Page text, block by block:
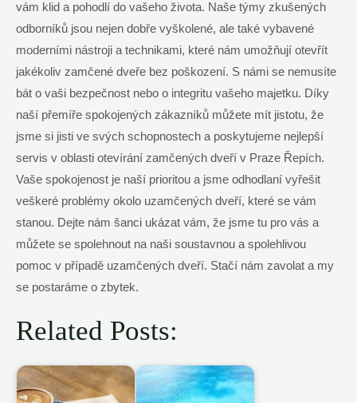
vám klid a pohodlí do vašeho života. Naše týmy zkušených
odborníků jsou nejen dobře vyškolené, ale také vybavené
moderními nástroji a technikami, které nám umožňují otevřít
jakékoliv zamčené dveře bez poškození. S námi se nemusíte
bát o vaši bezpečnost nebo o integritu vašeho majetku. Díky
naší přemíře spokojených zákazníků můžete mít jistotu, že
jsme si jisti ve svých schopnostech a poskytujeme nejlepší
servis v oblasti otevírání zamčených dveří v Praze Řepích.
Vaše spokojenost je naší prioritou a jsme odhodlaní vyřešit
veškeré problémy okolo uzamčených dveří, které se vám
stanou. Dejte nám šanci ukázat vám, že jsme tu pro vás a
můžete se spolehnout na naši soustavnou a spolehlivou
pomoc v případě uzamčených dveří. Stačí nám zavolat a my
se postaráme o zbytek.
Related Posts: